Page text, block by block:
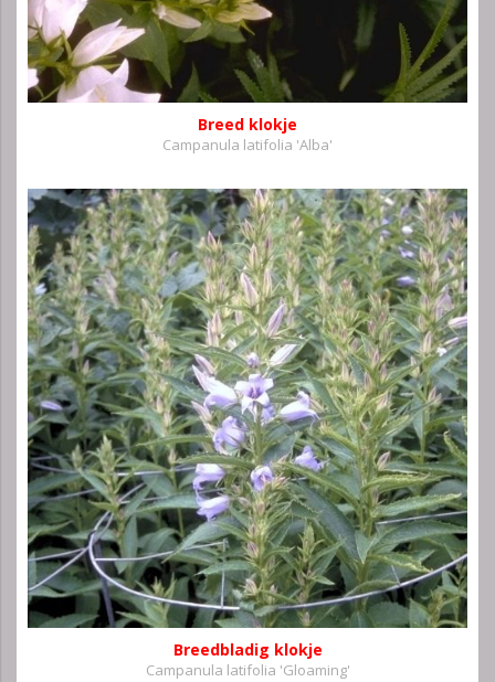
Breed klokje
Campanula latifolia 'Alba'
Breedbladig klokje
Campanula latifolia 'Gloaming'